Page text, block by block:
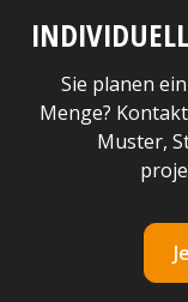
Sie planen
Menge?
Muster,